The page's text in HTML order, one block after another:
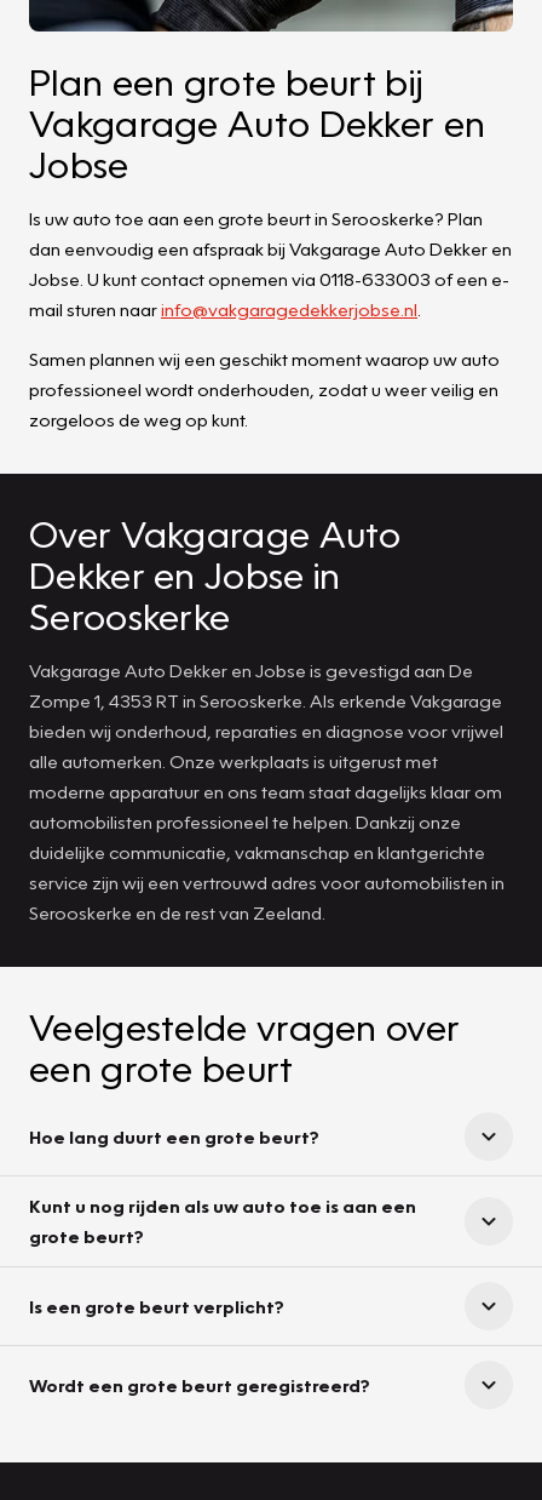
Plan een grote beurt bij
Vakgarage Auto Dekker en
Jobse
Is uw auto toe aan een grote beurt in Serooskerke? Plan
dan eenvoudig een afspraak bij Vakgarage Auto Dekker en
Jobse. U kunt contact opnemen via 0118-633003 of een e-
mail sturen naarinfo@vakgaragedekkerjobse.nl
Samen plannen wij een geschikt moment waarop uw auto
professioneel wordt onderhouden, zodat u weer veilig en
zorgeloos de weg op kunt.
Over Vakgarage Auto
Dekker en Jobse in
Serooskerke
Vakgarage Auto Dekker en Jobse is gevestigd aan De
Zompe 1, 4353 RT in Serooskerke. Als erkende Vakgarage
bieden wij onderhoud, reparaties en diagnose voor vrijwel
alle automerken. Onze werkplaats is uitgerust met
moderne apparatuur en ons team staat dagelijks klaar om
automobilisten professioneel te helpen. Dankzij onze
duidelijke communicatie, vakmanschap en klantgerichte
service zijn wij een vertrouwd adres voor automobilisten in
Serooskerke en de rest van Zeeland.
Veelgestelde vragen over
een grote beurt
Hoe lang duurt een grote beurt?
Kunt u nog rijden als uw auto toe is aan een
grote beurt?
Is een grote beurt verplicht?
Wordt een grote beurt geregistreerd?